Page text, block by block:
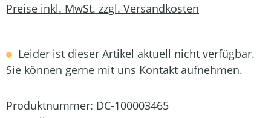
Preise inkl. MwSt. zzgl. Versandkosten
Leider ist dieser Artikel aktuell nicht verfügbar.
Sie können gerne mit uns Kontakt aufnehmen.
Produktnummer: DC-100003465